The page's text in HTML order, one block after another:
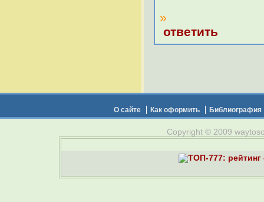
»
ответить
О сайте Как оформить Библиография
Copyright © 2009